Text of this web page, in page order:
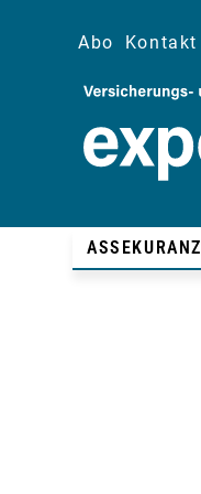
Abo Kontakt
ASSEKURANZ